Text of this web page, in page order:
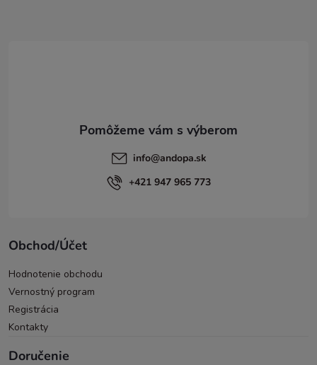
info@andopa.sk
+421 947 965 773
Obchod/Účet
Hodnotenie obchodu
Vernostný program
Registrácia
Kontakty
Doručenie